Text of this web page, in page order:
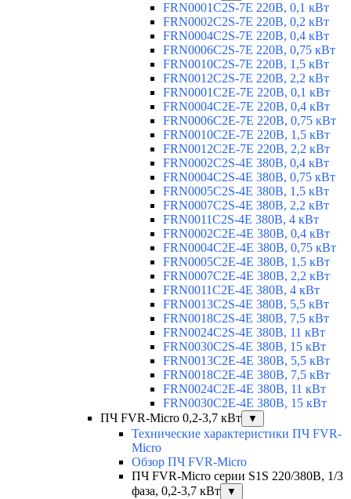
FRN0001C2S-7E 220В, 0,1 кВт
FRN0002C2S-7E 220В, 0,2 кВт
FRN0004C2S-7E 220В, 0,4 кВт
FRN0006C2S-7E 220В, 0,75 кВт
FRN0010C2S-7E 220В, 1,5 кВт
FRN0012C2S-7E 220В, 2,2 кВт
FRN0001C2E-7E 220В, 0,1 кВт
FRN0004C2E-7E 220В, 0,4 кВт
FRN0006C2E-7E 220В, 0,75 кВт
FRN0010C2E-7E 220В, 1,5 кВт
FRN0012C2E-7E 220В, 2,2 кВт
FRN0002C2S-4E 380В, 0,4 кВт
FRN0004C2S-4E 380В, 0,75 кВт
FRN0005C2S-4E 380В, 1,5 кВт
FRN0007C2S-4E 380В, 2,2 кВт
FRN0011C2S-4E 380В, 4 кВт
FRN0002C2E-4E 380В, 0,4 кВт
FRN0004C2E-4E 380В, 0,75 кВт
FRN0005C2E-4E 380В, 1,5 кВт
FRN0007C2E-4E 380В, 2,2 кВт
FRN0011C2E-4E 380В, 4 кВт
FRN0013C2S-4E 380В, 5,5 кВт
FRN0018C2S-4E 380В, 7,5 кВт
FRN0024C2S-4E 380В, 11 кВт
FRN0030C2S-4E 380В, 15 кВт
FRN0013C2E-4E 380В, 5,5 кВт
FRN0018C2E-4E 380В, 7,5 кВт
FRN0024C2E-4E 380В, 11 кВт
FRN0030C2E-4E 380В, 15 кВт
ПЧ FVR-Micro 0,2-3,7 кВт
▼
Технические характеристики ПЧ FVR-
Micro
Обзор ПЧ FVR-Micro
ПЧ FVR-Micro серии S1S 220/380В, 1/3
фаза, 0,2-3,7 кВт
▼